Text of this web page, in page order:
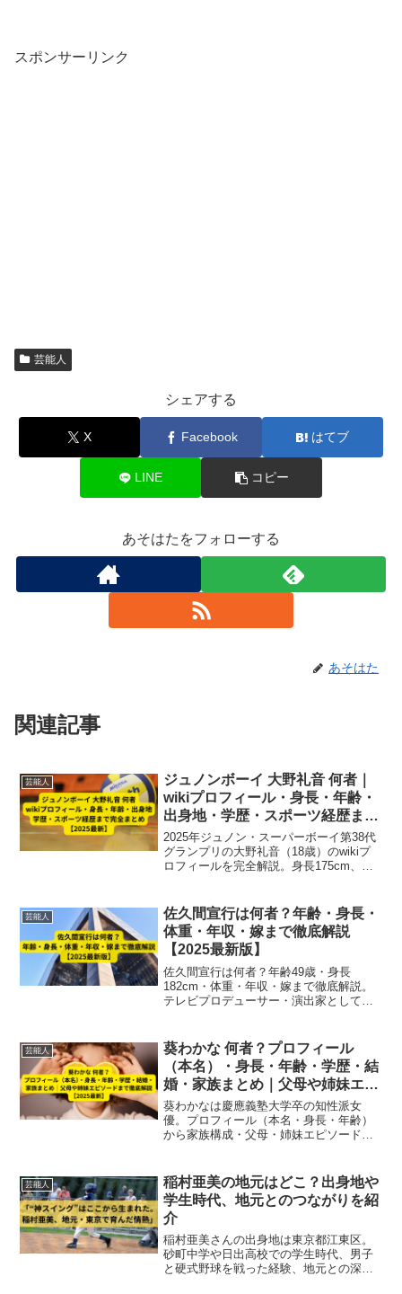
スポンサーリンク
芸能人
シェアする
X Facebook はてブ
LINE コピー
あそはたをフォローする
あそはた
関連記事
芸能人
ジュノンボーイ 大野礼音 何者｜
wikiプロフィール・身長・年齢・
出身地・学歴・スポーツ経歴まで
完全まとめ【2025最新】
2025年ジュノン・スーパーボーイ第38代
グランプリの大野礼音（18歳）のwikiプ
ロフィールを完全解説。身長175cm、出
俳優活動まで詳しくまとめています。
芸能人
佐久間宣行は何者？年齢・身長・
体重・年収・嫁まで徹底解説
【2025最新版】
佐久間宣行は何者？年齢49歳・身長
182cm・体重・年収・嫁まで徹底解説。
テレビプロデューサー・演出家としての
芸能人
葵わかな 何者？プロフィール
（本名）・身長・年齢・学歴・結
婚・家族まとめ｜父母や姉妹エピ
ソードまで徹底解説【2025最
新】
葵わかなは慶應義塾大学卒の知性派女
優。プロフィール（本名・身長・年齢）
から家族構成・父母・姉妹エピソード、
芸能人
稲村亜美の地元はどこ？出身地や
学生時代、地元とのつながりを紹
介
稲村亜美さんの出身地は東京都江東区。
砂町中学や日出高校での学生時代、男子
と硬式野球を戦った経験、地元との深い